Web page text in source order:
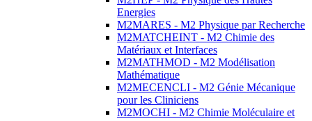
Energies
M2MARES - M2 Physique par Recherche
M2MATCHEINT - M2 Chimie des
Matériaux et Interfaces
M2MATHMOD - M2 Modélisation
Mathématique
M2MECENCLI - M2 Génie Mécanique
pour les Cliniciens
M2MOCHI - M2 Chimie Moléculaire et